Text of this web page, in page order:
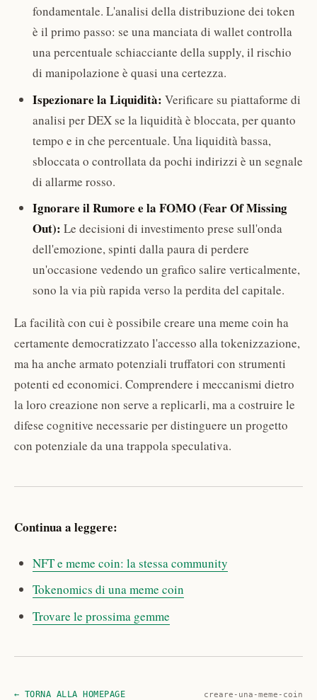
fondamentale. L'analisi della distribuzione dei token
è il primo passo: se una manciata di wallet controlla
una percentuale schiacciante della supply, il rischio
di manipolazione è quasi una certezza.
Ispezionare la Liquidità: Verificare su piattaforme di
analisi per DEX se la liquidità è bloccata, per quanto
tempo e in che percentuale. Una liquidità bassa,
sbloccata o controllata da pochi indirizzi è un segnale
di allarme rosso.
Ignorare il Rumore e la FOMO (Fear Of Missing
Out): Le decisioni di investimento prese sull'onda
dell'emozione, spinti dalla paura di perdere
un'occasione vedendo un grafico salire verticalmente,
sono la via più rapida verso la perdita del capitale.
La facilità con cui è possibile creare una meme coin ha
certamente democratizzato l'accesso alla tokenizzazione,
ma ha anche armato potenziali truffatori con strumenti
potenti ed economici. Comprendere i meccanismi dietro
la loro creazione non serve a replicarli, ma a costruire le
difese cognitive necessarie per distinguere un progetto
con potenziale da una trappola speculativa.
Continua a leggere:
NFT e meme coin: la stessa community
Tokenomics di una meme coin
Trovare le prossima gemme
← TORNA ALLA HOMEPAGE creare-una-meme-coin